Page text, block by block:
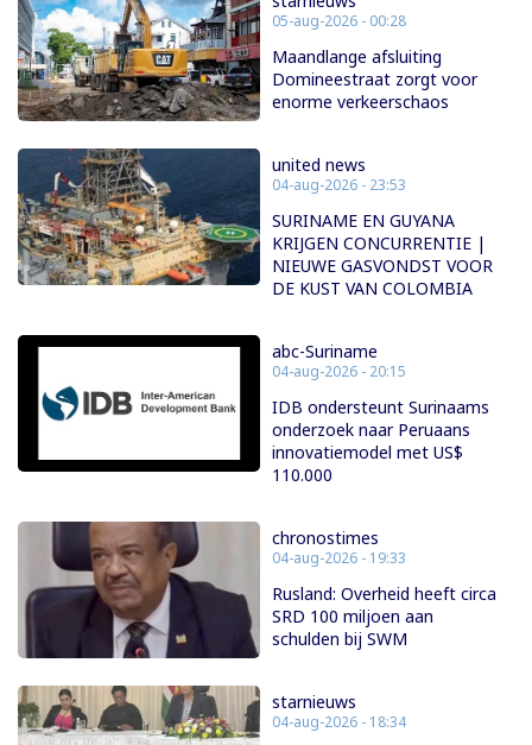
05-aug-2026 - 00:28
Maandlange afsluiting
Domineestraat zorgt voor
enorme verkeerschaos
united news
04-aug-2026 - 23:53
SURINAME EN GUYANA
KRIJGEN CONCURRENTIE |
NIEUWE GASVONDST VOOR
DE KUST VAN COLOMBIA
abc-Suriname
04-aug-2026 - 20:15
IDB ondersteunt Surinaams
onderzoek naar Peruaans
innovatiemodel met US$
110.000
chronostimes
04-aug-2026 - 19:33
Rusland: Overheid heeft circa
SRD 100 miljoen aan
schulden bij SWM
starnieuws
04-aug-2026 - 18:34